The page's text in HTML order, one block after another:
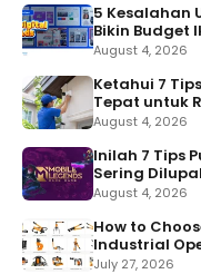
5 Kesalahan
Bikin Budget
August 4, 2026
Ketahui 7
Tepat untuk
August 4, 2026
Inilah 7 Tips
Sering
August 4, 2026
How to
Industrial
July 27, 2026